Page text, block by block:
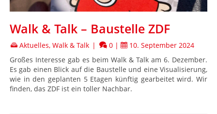
Walk & Talk – Baustelle ZDF
Aktuelles, Walk & Talk | 0 |
10. September 2024
Großes Interesse gab es beim Walk & Talk am 6. Dezember.
Es gab einen Blick auf die Baustelle und eine Visualisierung,
wie in den geplanten 5 Etagen künftig gearbeitet wird. Wir
finden, das ZDF ist ein toller Nachbar.